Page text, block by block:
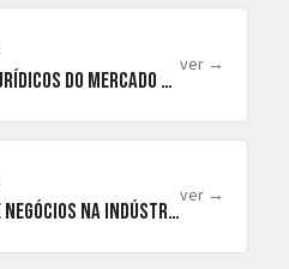
Temas Jurídicos do Mercado Audiovisual
ver →
Direito e Negócios na Indústria Audiovisual
ver →